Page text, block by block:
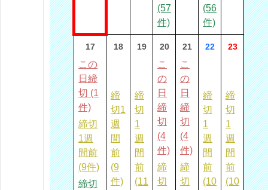
(57
件)
(56
件)
17
この
日締
切 (1
件)
締切
1週
間前
(9件)
締切
18
締
切1
週
間
前
(9
件)
19
締
切
1
週
間
前
(11
20
こ
の
日
締
切
(4
件)
締
切
21
こ
の
日
締
切
(4
件)
締
切
22
締
切
1
週
間
前
(10
23
締
切
1
週
間
前
(10